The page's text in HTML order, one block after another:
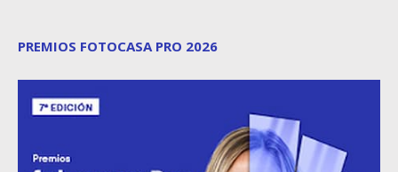
PREMIOS FOTOCASA PRO 2026